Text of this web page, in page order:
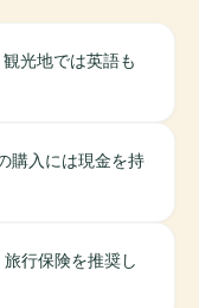
光地では英語も
購入には現金を持
行保険を推奨し